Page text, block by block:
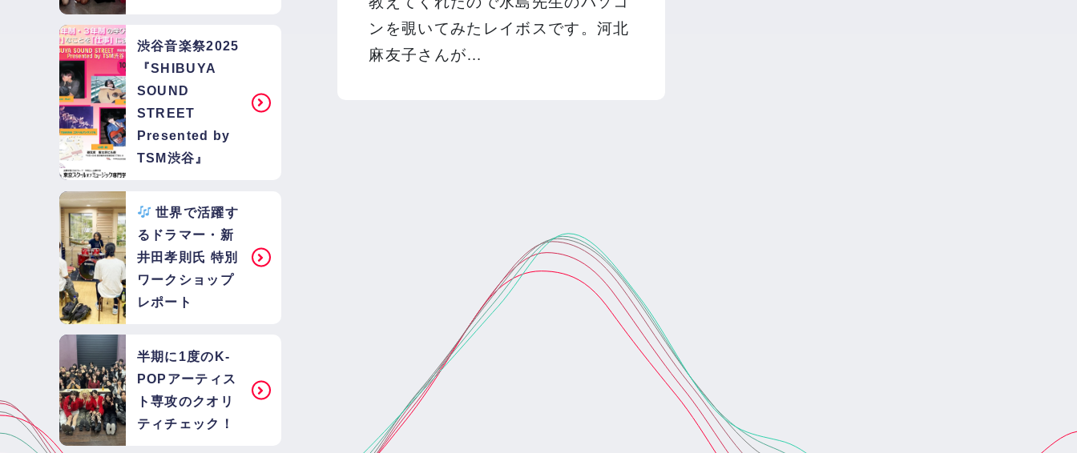
ンを覗いてみたレイボスです。河北
麻友子さんが…
渋谷音楽祭2025
『SHIBUYA
SOUND
STREET
Presented by
TSM渋谷』
世界で活躍す
るドラマー・新
井田孝則氏 特別
ワークショップ
レポート
半期に1度のK-
POPアーティス
ト専攻のクオリ
ティチェック！